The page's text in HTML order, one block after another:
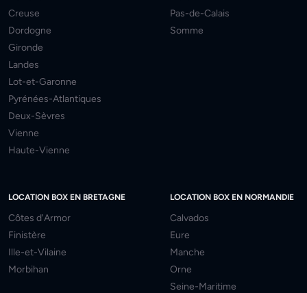
Creuse
Dordogne
Gironde
Landes
Lot-et-Garonne
Pyrénées-Atlantiques
Deux-Sèvres
Vienne
Haute-Vienne
Pas-de-Calais
Somme
LOCATION BOX EN BRETAGNE
Côtes d'Armor
Finistère
Ille-et-Vilaine
Morbihan
LOCATION BOX EN NORMANDIE
Calvados
Eure
Manche
Orne
Seine-Maritime